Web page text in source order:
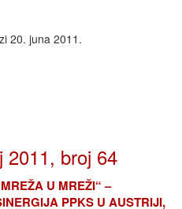
20. juna 2011.
2011, broj 64
U MREŽI“ –
PPKS U AUSTRIJI,